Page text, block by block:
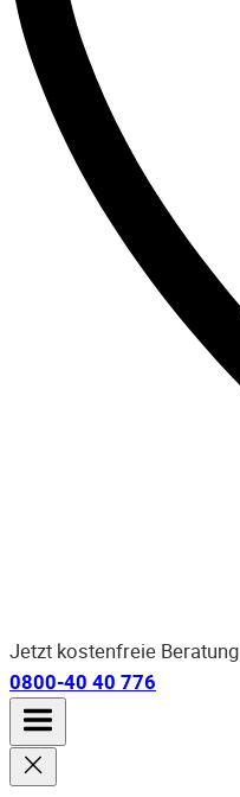
Jetzt kostenfreie Beratung
0800-40 40 776